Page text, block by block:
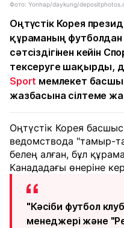
Фото: Yonhap/daykung/
Оңтүстік Корея
құраманың
сәтсіздігінен кейін
тексеруге шақырды,
Sport мемлекет
жазбасына сілтеме
Оңтүстік Корея
ведомствода "тамыр-
белең алған, бұл
Канададағы өнеріне
"Кәсіби футбол
менеджері және